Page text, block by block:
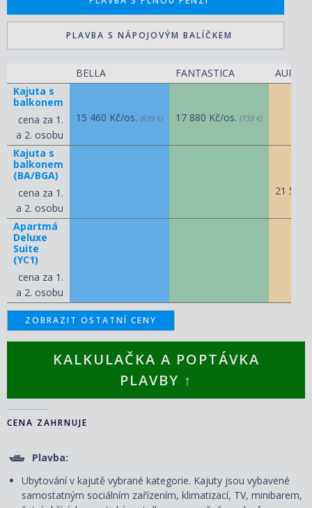
PLAVBA S NÁPOJOVÝM BALÍČKEM
BELLA FANTASTICA
AUREA
Kajuta s
balkonem
cena za 1.
a 2. osobu
15 460 Kč/os. (639 €) 17 880 Kč/os. (739 €)
Kajuta s
balkonem
(BA/BGA)
cena za 1.
a 2. osobu
21 510
Apartmá
Deluxe
Suite
(YC1)
cena za 1.
a 2. osobu
ZOBRAZIT OSTATNÍ CENY
KALKULAČKA A POPTÁVKA
PLAVBY ↑
CENA ZAHRNUJE
Plavba:
Ubytování v kajutě vybrané kategorie. Kajuty jsou vybavené
samostatným sociálním zařízením, klimatizací, TV, minibarem,